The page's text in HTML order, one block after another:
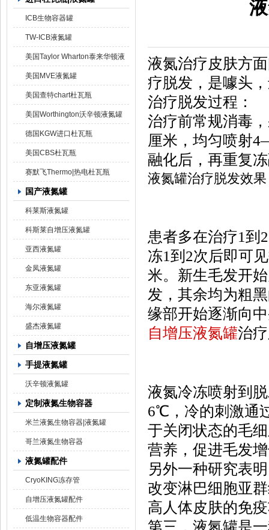
上海京工实业有限公司
ICB生物容器罐
TW-ICB液氮罐
美国Taylor Wharton泰来华顿液
氮罐
美国MVE液氮罐
美国查特chart杜瓦瓶
美国Worthington沃辛顿液氮罐
德国KGW进口杜瓦瓶
美国CBS杜瓦瓶
赛默飞Thermo|热电杜瓦瓶
国产液氮罐
科莱斯液氮罐
科斯莱自增压液氮罐
亚西液氮罐
金凤液氮罐
东亚液氮罐
海尔液氮罐
盛杰液氮罐
自增压液氮罐
手提液氮罐
沃辛顿液氮罐
定制液氮生物容器
米兰液氮生物容器|液氮罐
哥兰液氮生物容器
液氮罐配件
CryoKING冻存管
自增压液氮罐配件
低温生物容器配件
液氮治疗皮肤方
疗脱发，是噱头
治疗脱发过程：
治疗前常规消毒
厘米，均匀喷射
融化后，再重复
液氮罐治疗脱发效
患者多在治疗1到
冻1到2次后即可
米。新生毛发开
发，其余均为粗
缘部开始逐渐向
自增压液氮罐治
液氮冷冻喷射到
6℃，冷的刺激通
于关闭状态的毛
营养，促进毛发
另外一种研究表
改变淋巴细胞亚
高人体皮肤的免
第三，液氮罐是